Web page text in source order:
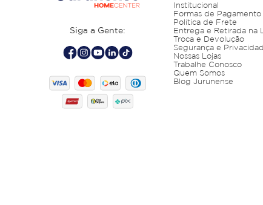
Siga a Gente:
Institucional
Formas de Pagamento
Política de Frete
Entrega e Retirada na
Troca e Devolução
Segurança e
Nossas Lojas
Trabalhe Conosco
Quem Somos
Blog Jurunense